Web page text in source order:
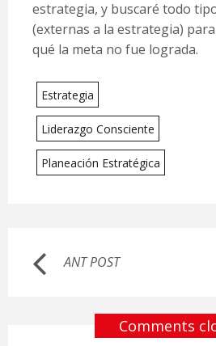
estrategia, y buscaré todo
(externas a la estrategia)
qué la meta no fue lograda.
Estrategia
Liderazgo Consciente
Planeación Estratégica
ANT POST
Comments